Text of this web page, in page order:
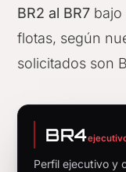
BR2 al BR7 bajo
flotas, según
solicitados son
BR4
Perfil ejecutivo y